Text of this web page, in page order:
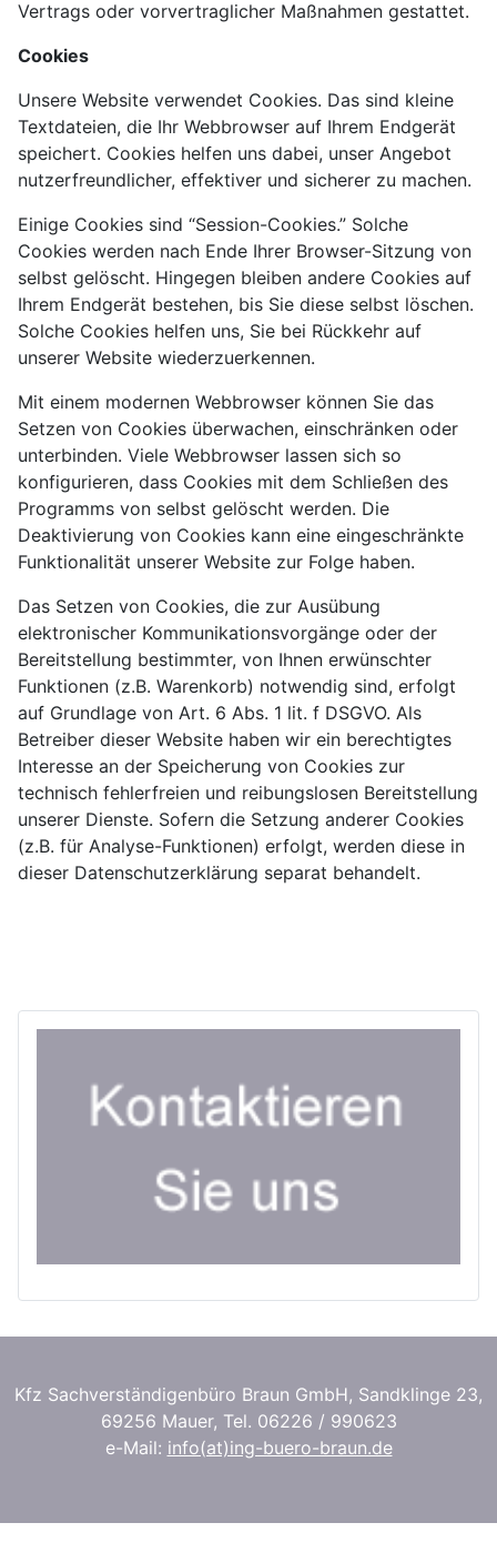
Vertrags oder vorvertraglicher Maßnahmen gestattet.
Cookies
Unsere Website verwendet Cookies. Das sind kleine
Textdateien, die Ihr Webbrowser auf Ihrem Endgerät
speichert. Cookies helfen uns dabei, unser Angebot
nutzerfreundlicher, effektiver und sicherer zu machen.
Einige Cookies sind “Session-Cookies.” Solche
Cookies werden nach Ende Ihrer Browser-Sitzung von
selbst gelöscht. Hingegen bleiben andere Cookies auf
Ihrem Endgerät bestehen, bis Sie diese selbst löschen.
Solche Cookies helfen uns, Sie bei Rückkehr auf
unserer Website wiederzuerkennen.
Mit einem modernen Webbrowser können Sie das
Setzen von Cookies überwachen, einschränken oder
unterbinden. Viele Webbrowser lassen sich so
konfigurieren, dass Cookies mit dem Schließen des
Programms von selbst gelöscht werden. Die
Deaktivierung von Cookies kann eine eingeschränkte
Funktionalität unserer Website zur Folge haben.
Das Setzen von Cookies, die zur Ausübung
elektronischer Kommunikationsvorgänge oder der
Bereitstellung bestimmter, von Ihnen erwünschter
Funktionen (z.B. Warenkorb) notwendig sind, erfolgt
auf Grundlage von Art. 6 Abs. 1 lit. f DSGVO. Als
Betreiber dieser Website haben wir ein berechtigtes
Interesse an der Speicherung von Cookies zur
technisch fehlerfreien und reibungslosen Bereitstellung
unserer Dienste. Sofern die Setzung anderer Cookies
(z.B. für Analyse-Funktionen) erfolgt, werden diese in
dieser Datenschutzerklärung separat behandelt.
Kfz Sachverständigenbüro Braun GmbH, Sandklinge 23,
69256 Mauer, Tel. 06226 / 990623
e-Mail: info(at)ing-buero-braun.de